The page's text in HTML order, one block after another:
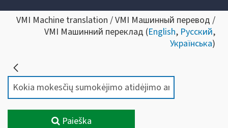
VMI Machine translation / VMI Машинный перевод /
VMI Машинний переклад (English, Русский,
Українська)
Paieška